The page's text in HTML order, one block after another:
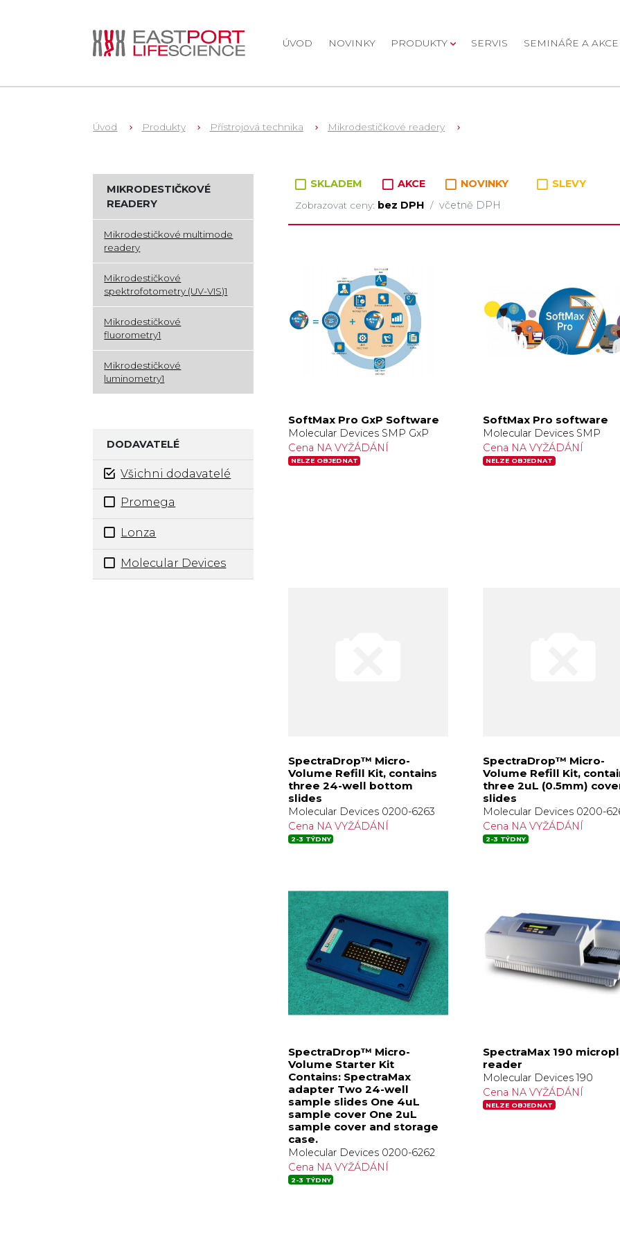
ÚVOD NOVINKY PRODUKTY SERVIS SEMINÁŘE A AKCE
Úvod Produkty Přístrojová technika Mikrodestičkové readery
MIKRODESTIČKOVÉ
READERY
Mikrodestičkové multimode
readery
Mikrodestičkové
spektrofotometry (UV-VIS)1
Mikrodestičkové
fluorometry1
Mikrodestičkové
luminometry1
DODAVATELÉ
Všichni dodavatelé
Promega
Lonza
Molecular Devices
Zboží v kategorii
SKLADEM AKCE NOVINKY SLEVY
Zobrazovat ceny: bez DPH / včetně DPH
SoftMax Pro GxP Software
Molecular Devices SMP GxP
Cena NA VYŽÁDÁNÍ
NELZE OBJEDNAT
SoftMax Pro software
Molecular Devices SMP
Cena NA VYŽÁDÁNÍ
NELZE OBJEDNAT
SpectraDrop™ Micro-
Volume Refill Kit, contains
three 24-well bottom
slides
Molecular Devices 0200-6263
Cena NA VYŽÁDÁNÍ
2-3 TÝDNY
SpectraDrop™ Micro-
Volume Refill Kit,
three 2uL (0.5mm)
slides
Molecular Devices 0200-
Cena NA VYŽÁDÁNÍ
2-3 TÝDNY
SpectraDrop™ Micro-
Volume Starter Kit
Contains: SpectraMax
adapter Two 24-well
sample slides One 4uL
sample cover One 2uL
sample cover and storage
case.
Molecular Devices 0200-6262
Cena NA VYŽÁDÁNÍ
2-3 TÝDNY
SpectraMax 190
reader
Molecular Devices 190
Cena NA VYŽÁDÁNÍ
NELZE OBJEDNAT